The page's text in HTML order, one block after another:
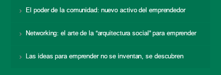
El poder de la comunidad: nuevo activo del emprendedor
Networking: el arte de la “arquitectura social” para emprender
Las ideas para emprender no se inventan, se descubren